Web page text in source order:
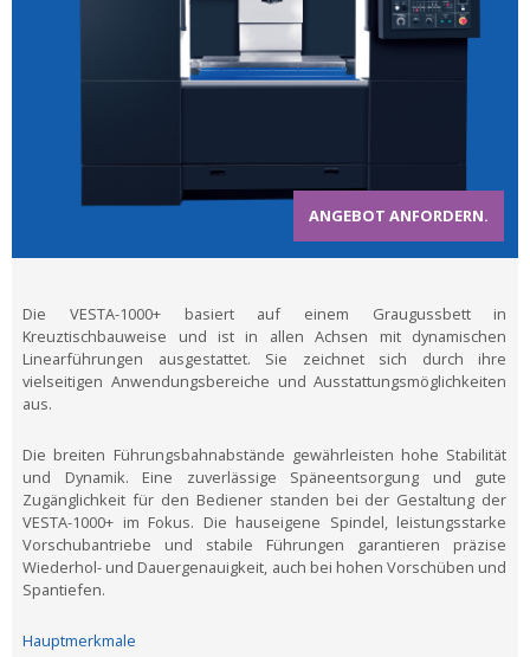
ANGEBOT ANFORDERN.
Die VESTA-1000+ basiert auf einem Graugussbett in
Kreuztischbauweise und ist in allen Achsen mit dynamischen
Linearführungen ausgestattet. Sie zeichnet sich durch ihre
vielseitigen Anwendungsbereiche und Ausstattungsmöglichkeiten
aus.
Die breiten Führungsbahnabstände gewährleisten hohe Stabilität
und Dynamik. Eine zuverlässige Späneentsorgung und gute
Zugänglichkeit für den Bediener standen bei der Gestaltung der
VESTA-1000+ im Fokus. Die hauseigene Spindel, leistungsstarke
Vorschubantriebe und stabile Führungen garantieren präzise
Wiederhol- und Dauergenauigkeit, auch bei hohen Vorschüben und
Spantiefen.
Hauptmerkmale